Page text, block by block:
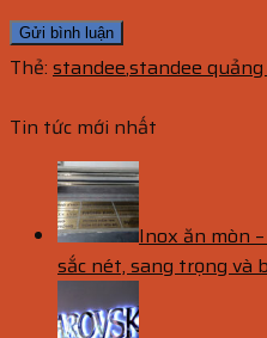
Thẻ: standee,standee quảng
Tin tức mới nhất
Inox ăn mòn
sắc nét, sang trọng và